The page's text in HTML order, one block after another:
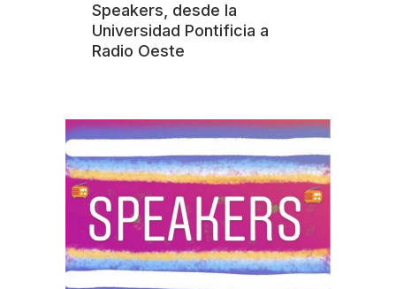
Speakers, desde la
Universidad Pontificia a
Radio Oeste